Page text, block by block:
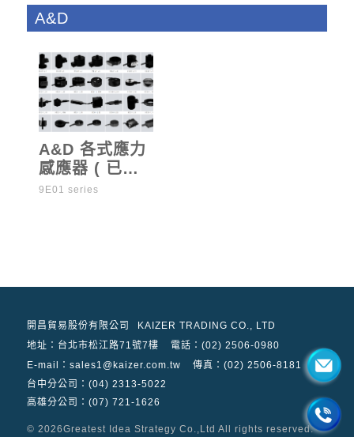
A&D
A&D 各式應力
感應器 ( 已停
售 )
9E01 series
開昌貿易股份有限公司
KAIZER TRADING CO., LTD
地址： 台北市松江路71號7樓
電話：(02) 2506-0980
E-mail：sales1@kaizer.com.tw
傳真：(02) 2506-8181
台中分公司：(04) 2313-5022
高雄分公司：(07) 721-1626
© 2026Greatest Idea Strategy Co.,Ltd All rights reserved.